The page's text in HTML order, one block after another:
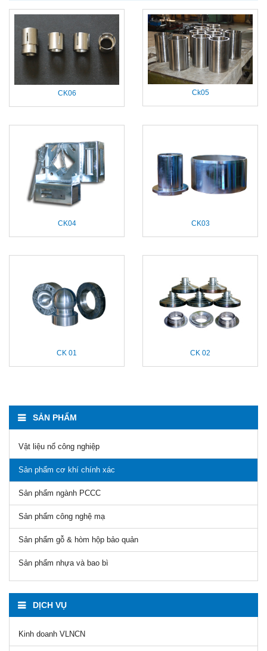
CK06 Ck05
CK04 CK03
CK 01 CK 02
SẢN PHẨM
Vật liệu nổ công nghiệp
Sản phẩm cơ khí chính xác
Sản phẩm ngành PCCC
Sản phẩm công nghệ mạ
Sản phẩm gỗ & hòm hộp bảo quản
Sản phẩm nhựa và bao bì
DỊCH VỤ
Kinh doanh VLNCN